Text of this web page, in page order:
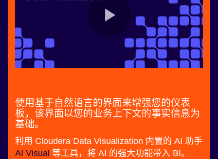
使用基于自然语言的界面来增强您的仪表
板，该界面以您的业务上下文的事实信息为
基础。
利用 Cloudera Data Visualization 内置的 AI 助手
AI Visual 等工具，将 AI 的强大功能带入 BI。